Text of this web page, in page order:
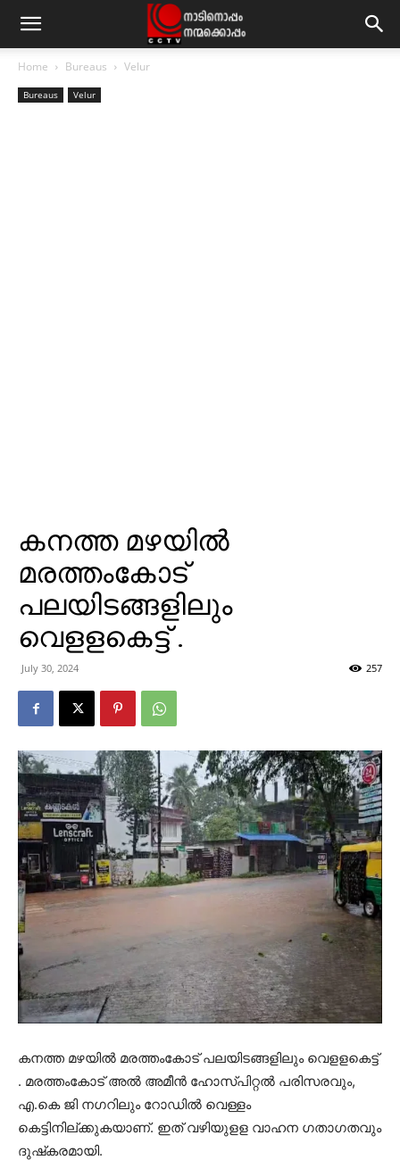
Home Bureaus Velur
Bureaus Velur
കനത്ത മഴയില്‍
മരത്തംകോട്
പലയിടങ്ങളിലും
വെളളകെട്ട് .
July 30, 2024 257
കനത്ത മഴയില്‍ മരത്തംകോട് പലയിടങ്ങളിലും വെളളകെട്ട്
. മരത്തംകോട് അല്‍ അമീന്‍ ഹോസ്പിറ്റല്‍ പരിസരവും,
എ.കെ ജി നഗറിലും റോഡില്‍ വെള്ളം
കെട്ടിനില്ക്കുകയാണ്. ഇത് വഴിയുളള വാഹന ഗതാഗതവും
ദുഷ്‌കരമായി.